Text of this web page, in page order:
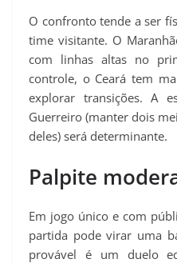
O confronto tende a ser
time visitante. O
com linhas altas no
controle, o Ceará tem
explorar transições. A
Guerreiro (manter dois
deles) será determinante.
Palpite
Em jogo único e com
partida pode virar uma
provável é um duelo